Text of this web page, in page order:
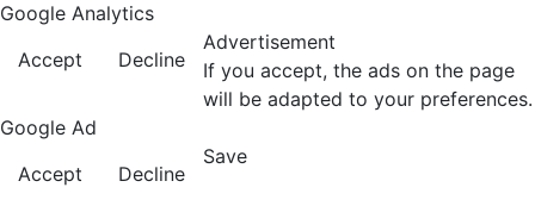
Google Analytics
Accept
Decline
Advertisement
If you accept, the ads on the page
will be adapted to your preferences.
Google Ad
Accept
Decline
Save